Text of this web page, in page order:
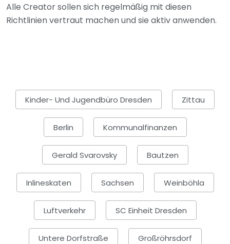
Alle Creator sollen sich regelmäßig mit diesen
Richtlinien vertraut machen und sie aktiv anwenden.
Kinder- Und Jugendbüro Dresden Zittau
Berlin Kommunalfinanzen
Gerald Svarovsky Bautzen
Inlineskaten Sachsen Weinböhla
Luftverkehr SC Einheit Dresden
Untere Dorfstraße Großröhrsdorf